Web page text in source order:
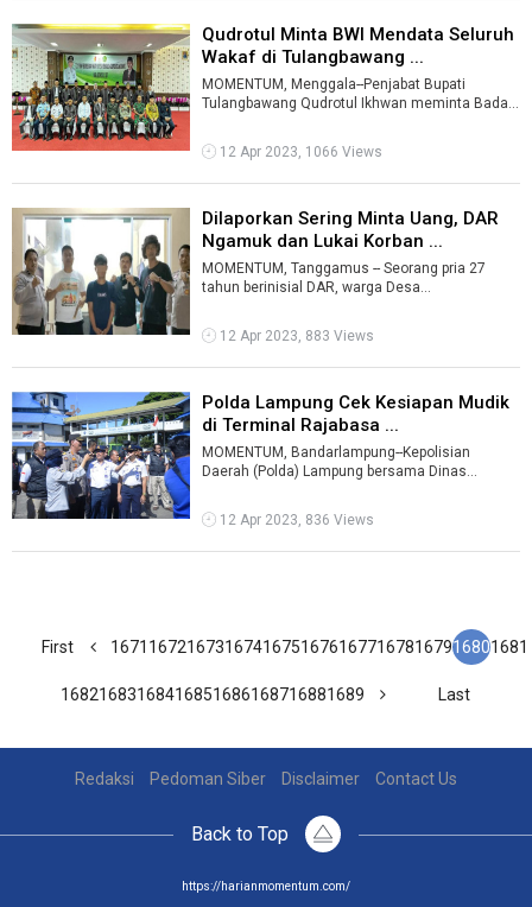
Qudrotul Minta BWI Mendata Seluruh
Wakaf di Tulangbawang ...
MOMENTUM, Menggala--Penjabat Bupati
Tulangbawang Qudrotul Ikhwan meminta Badan
di T ...
12 Apr 2023, 1066 Views
Dilaporkan Sering Minta Uang, DAR
Ngamuk dan Lukai Korban ...
MOMENTUM, Tanggamus -- Seorang pria 27
tahun berinisial DAR, warga Desa
12 Apr 2023, 883 Views
Polda Lampung Cek Kesiapan Mudik
di Terminal Rajabasa ...
MOMENTUM, Bandarlampung--Kepolisian
Daerah (Polda) Lampung bersama Dinas
Darat ( ...
12 Apr 2023, 836 Views
First 1671 1672167316741675167616771678167916801681
16821683168416851686168716881689 Last
Redaksi Pedoman Siber Disclaimer Contact Us
Back to Top
https://harianmomentum.com/